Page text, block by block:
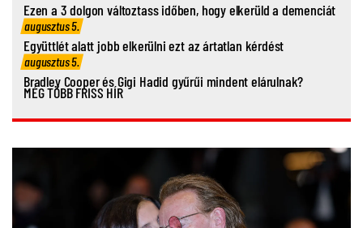
Ezen a 3 dolgon változtass időben, hogy elkerüld a demenciát
augusztus 5.
Együttlét alatt jobb elkerülni ezt az ártatlan kérdést
augusztus 5.
Bradley Cooper és Gigi Hadid gyűrűi mindent elárulnak?
MÉG TÖBB FRISS HÍR